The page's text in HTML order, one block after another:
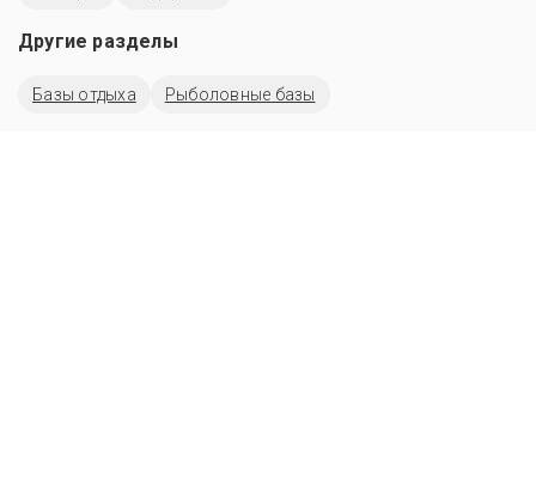
Другие разделы
Базы отдыха Рыболовные базы